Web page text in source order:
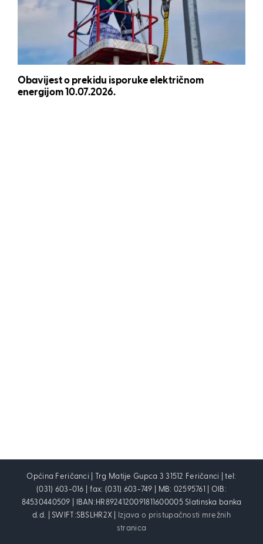
Obavijest o prekidu isporuke električnom
energijom 10.07.2026.
Općina Feričanci | Trg Matije Gupca 3 31512 Feričanci | tel:
(031) 603-016 | fax: (031) 603-749 | MB: 02595761 | OIB:
84530440509 | IBAN:HR8924120091811600005 Slatinska banka
d.d. | SWIFT:SBSLHR2X |
Izjava o pristupačnosti mrežnih
stranica